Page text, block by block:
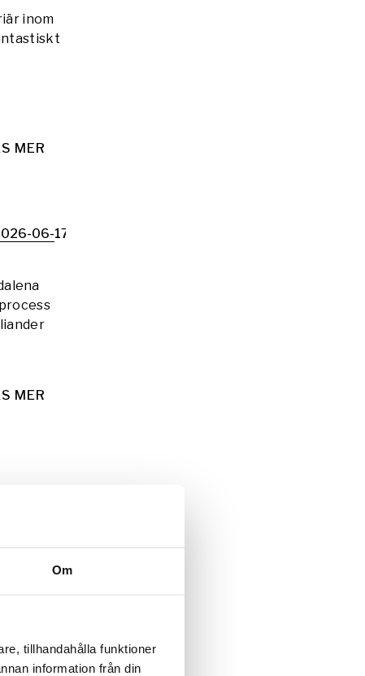
Om
tillhandahålla funktioner
information från din
inom
MER
06-17
MER
MER